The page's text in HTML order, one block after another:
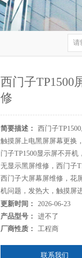
西门子TP1500
修
简要描述：
西门子
触摸屏上电黑屏屏幕更换
门子TP1500显示屏不开机
无显示黑屏维修，西门子
西门子大屏幕屏维修，花
机问题，发热大，触摸屏
更新时间：
2026-06-23
产品型号：
进不了
厂商性质：
工程商
联系我们